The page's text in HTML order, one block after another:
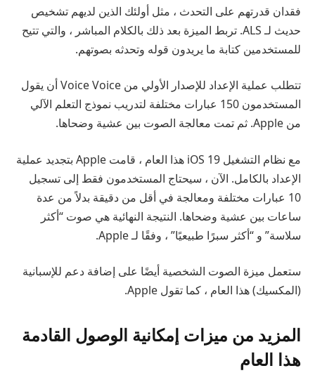
فقدان قدرتهم على التحدث ، مثل أولئك الذين لديهم تشخيص
حديث لـ ALS. تربط الميزة بعد ذلك بالكلام المباشر ، والتي تتيح
للمستخدمين كتابة ما يريدون قوله وتحدثه بصوتهم.
تتطلب عملية الإعداد للإصدار الأولي من Voice Voice أن يقول
المستخدمون 150 عبارات مختلفة لتدريب نموذج التعلم الآلي
من Apple. ثم تمت معالجة الصوت بين عشية وضحاها.
مع نظام التشغيل iOS 19 هذا العام ، قامت Apple بتجديد عملية
الإعداد بالكامل. الآن ، سيحتاج المستخدمون فقط إلى تسجيل
10 عبارات مختلفة ومعالجة في أقل من دقيقة بدلاً من عدة
ساعات بين عشية وضحاها. النتيجة النهائية هي صوت “أكثر
سلاسة” و “أكثر سبرًا طبيعيًا” ، وفقًا لـ Apple.
ستعمل ميزة الصوت الشخصية أيضًا على إضافة دعم للإسبانية
(المكسيك) هذا العام ، كما تقول Apple.
المزيد من ميزات إمكانية الوصول القادمة
هذا العام